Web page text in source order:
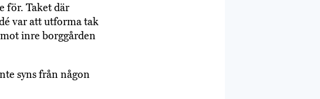
för. Taket där
var att utforma tak
inre borggården
syns från någon